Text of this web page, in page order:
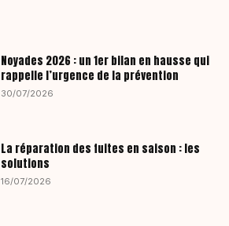
Noyades 2026 : un 1er bilan en hausse qui
rappelle l’urgence de la prévention
30/07/2026
La réparation des fuites en saison : les
solutions
16/07/2026